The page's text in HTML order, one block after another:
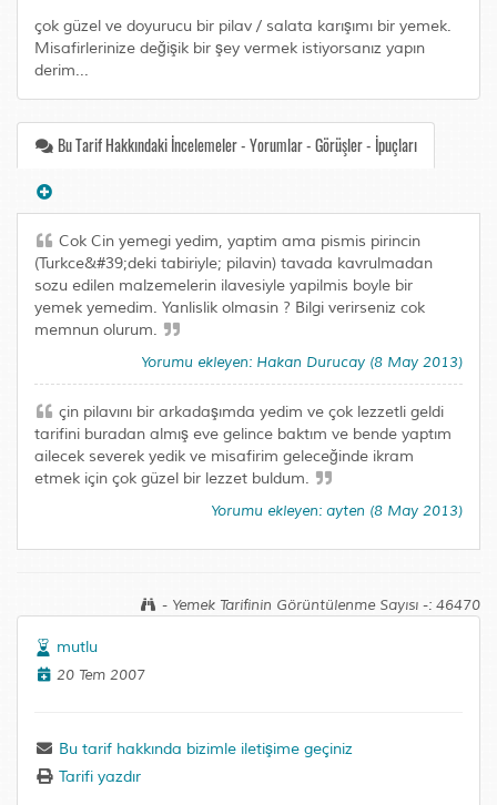
çok güzel ve doyurucu bir pilav / salata karışımı bir yemek.
Misafirlerinize değişik bir şey vermek istiyorsanız yapın
derim...
Bu Tarif Hakkındaki İncelemeler - Yorumlar - Görüşler - İpuçları
Cok Cin yemegi yedim, yaptim ama pismis pirincin
(Turkce&#39;deki tabiriyle; pilavin) tavada kavrulmadan
sozu edilen malzemelerin ilavesiyle yapilmis boyle bir
yemek yemedim. Yanlislik olmasin ? Bilgi verirseniz cok
memnun olurum.
Yorumu ekleyen: Hakan Durucay (8 May 2013)
çin pilavını bir arkadaşımda yedim ve çok lezzetli geldi
tarifini buradan almış eve gelince baktım ve bende yaptım
ailecek severek yedik ve misafirim geleceğinde ikram
etmek için çok güzel bir lezzet buldum.
Yorumu ekleyen: ayten (8 May 2013)
- Yemek Tarifinin Görüntülenme Sayısı -: 46470
mutlu
20 Tem 2007
Bu tarif hakkında bizimle iletişime geçiniz
Tarifi yazdır